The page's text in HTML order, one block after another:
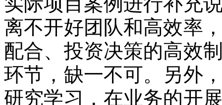
离不开好团队和高效率
配合、投资决策的高效
环节，缺一不可。另外
研究学习，在业务的开